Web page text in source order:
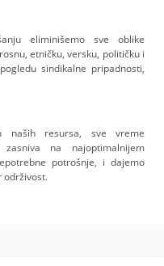
eliminišemo sve oblike
etničku, versku, političku i
sindikalne pripadnosti,
naših resursa, sve vreme
na najoptimalnijem
potrošnje, i dajemo
održivost.